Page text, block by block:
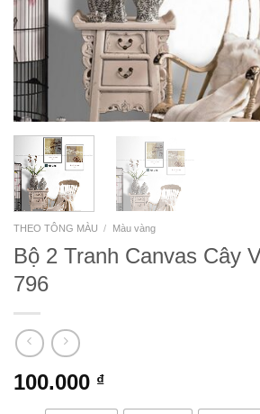
THEO TÔNG MÀU / Màu vàng
Bộ 2 Tranh Canvas Cây
796
100.000 ₫